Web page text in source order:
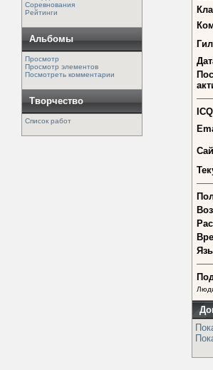
Соревнования
Рейтинги
Альбомы
Просмотр
Просмотр элементов
Посмотреть комментарии
Творчество
Список работ